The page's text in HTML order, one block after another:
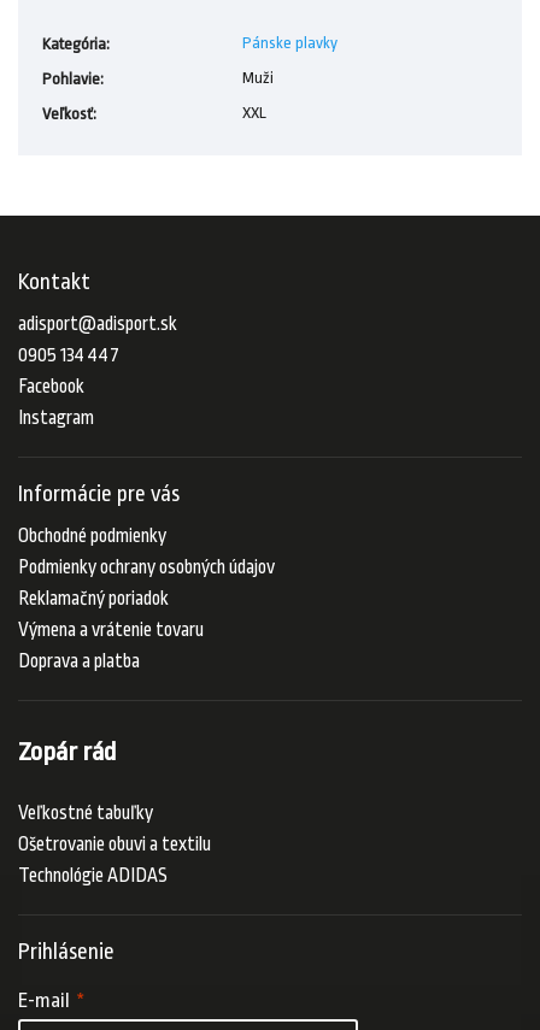
Kategória:
Pánske plavky
Pohlavie:
Muži
Veľkosť: XXL
Kontakt
adisport@adisport.sk
0905 134 447
Facebook
Instagram
Informácie pre vás
Obchodné podmienky
Podmienky ochrany osobných údajov
Reklamačný poriadok
Výmena a vrátenie tovaru
Doprava a platba
Zopár rád
Veľkostné tabuľky
Ošetrovanie obuvi a textilu
Technológie ADIDAS
Prihlásenie
E-mail